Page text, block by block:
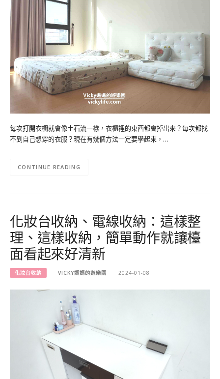
每次打開衣櫥就會像土石流一樣，衣櫃裡的東西都會掉出來？每次都找
不到自己想穿的衣服？現在有幾個方法一定要學起來，…
CONTINUE READING
化妝台收納、電線收納：這樣整
理、這樣收納，簡單動作就讓檯
面看起來好清新
化妝台收納 VICKY媽媽的遊樂園 2024-01-08